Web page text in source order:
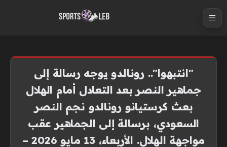
"انتبهوا".. رونالدو يوجه رسالة إلى
جماهير النصر بعد التعادل أمام الهلال
بعث كرستيانو رونالدو نجم النصر
السعودي، برسالة إلى الجماهير عقب
مواجهة الهلال. الأربعاء، 13 مايو 2026 –